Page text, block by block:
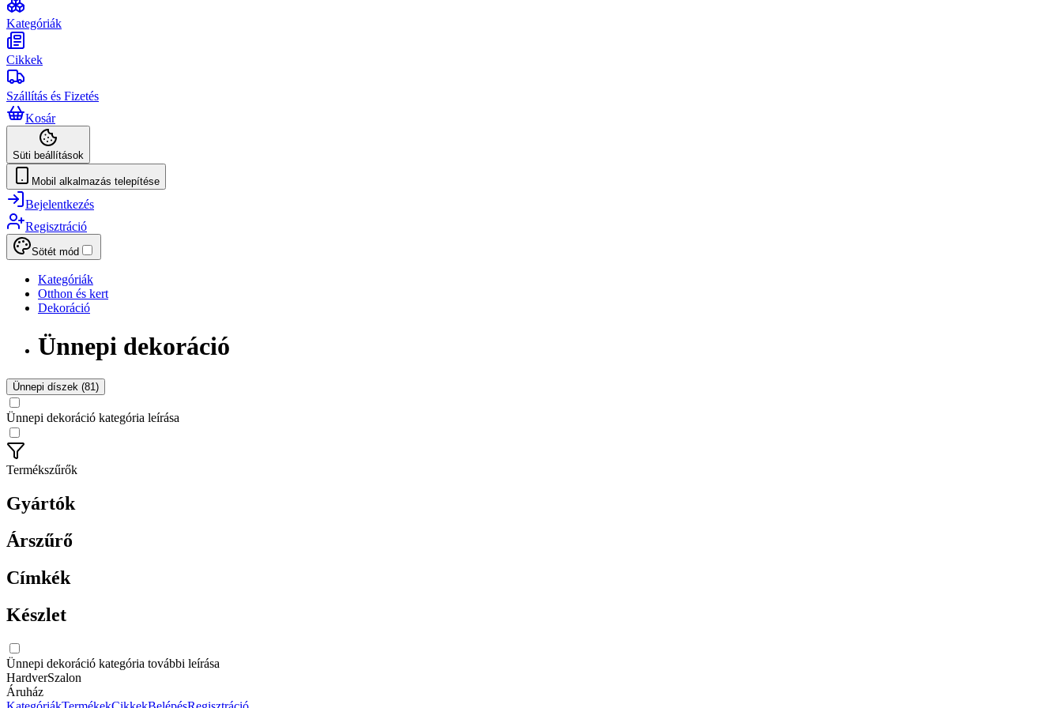
Kategóriák
Cikkek
Szállítás és Fizetés
Kosár
Süti beállítások
Mobil alkalmazás telepítése
Bejelentkezés
Regisztráció
Sötét mód
Kategóriák
Otthon és kert
Dekoráció
Ünnepi dekoráció
Ünnepi díszek (81)
Ünnepi dekoráció kategória leírása
Termékszűrők
Gyártók
Árszűrő
Címkék
Készlet
Ünnepi dekoráció kategória további leírása
HardverSzalon
Áruház